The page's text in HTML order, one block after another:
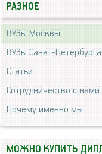
РАЗНОЕ
ВУЗы Москвы
ВУЗы Санкт-Петербурга
Статьи
Сотрудничество с нами
Почему именно мы
МОЖНО КУПИТЬ